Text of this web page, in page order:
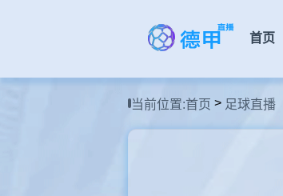
首页
当前位置:首页 > 足球直播